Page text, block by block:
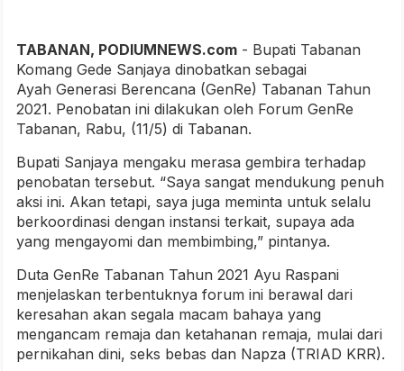
TABANAN, PODIUMNEWS.com - Bupati Tabanan
Komang Gede Sanjaya dinobatkan sebagai
Ayah Generasi Berencana (GenRe) Tabanan Tahun
2021. Penobatan ini dilakukan oleh Forum GenRe
Tabanan, Rabu, (11/5) di Tabanan.
Bupati Sanjaya mengaku merasa gembira terhadap
penobatan tersebut. “Saya sangat mendukung penuh
aksi ini. Akan tetapi, saya juga meminta untuk selalu
berkoordinasi dengan instansi terkait, supaya ada
yang mengayomi dan membimbing,” pintanya.
Duta GenRe Tabanan Tahun 2021 Ayu Raspani
menjelaskan terbentuknya forum ini berawal dari
keresahan akan segala macam bahaya yang
mengancam remaja dan ketahanan remaja, mulai dari
pernikahan dini, seks bebas dan Napza (TRIAD KRR).